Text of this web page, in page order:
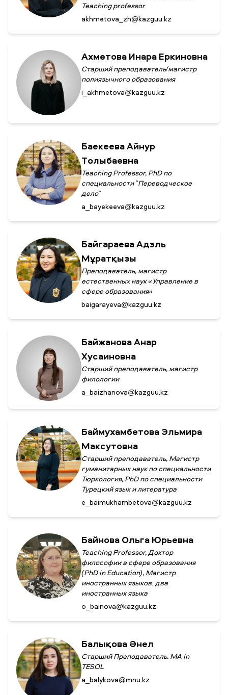
Teaching professor
akhmetova_zh@kazguu.kz
Ахметова Инара Еркиновна
Старший преподаватель/магистр
полиязычного образования
i_akhmetova@kazguu.kz
Баекеева Айнур
Толыбаевна
Teaching Professor, PhD по
специальности “Переводческое
дело”
a_bayekeeva@kazguu.kz
Байгараева Адэль
Мұратқызы
Преподаватель, магистр
естественных наук «Управление в
сфере образования»
baigarayeva@kazguu.kz
Байжанова Анар
Хусаиновна
Старший преподаватель, магистр
филологии
a_baizhanova@kazguu.kz
Баймухамбетова Эльмира
Максутовна
Старший преподаватель, Магистр
гуманитарных наук по специальности
Тюркология, PhD по специальности
Турецкий язык и литература
e_baimukhambetova@kazguu.kz
Байнова Ольга Юрьевна
Teaching Professor, Доктор
философии в сфере образования
(PhD in Education), Магистр
иностранных языков: два
иностранных языка
o_bainova@kazguu.kz
Балықова Әнел
Старший Преподаватель. MA in
TESOL
a_balykova@mnu.kz